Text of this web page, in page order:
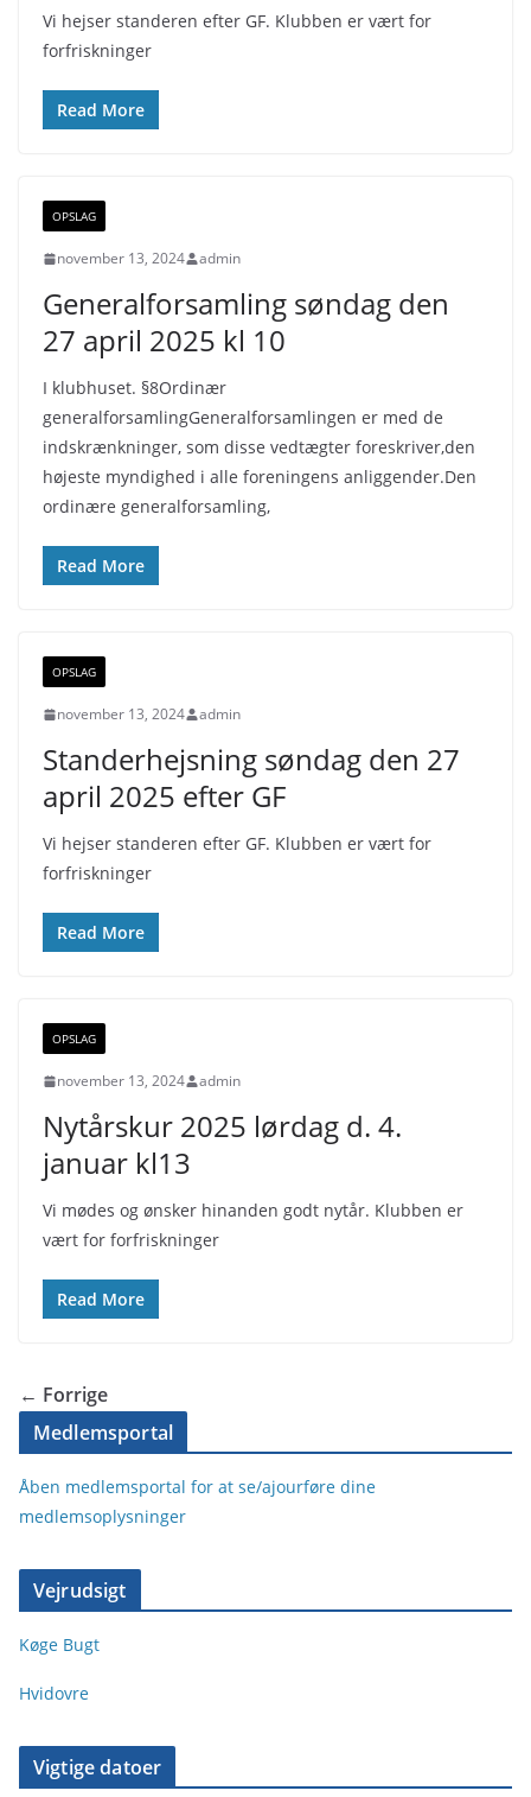
Vi hejser standeren efter GF. Klubben er vært for
forfriskninger
Read More
OPSLAG
november 13, 2024 admin
Generalforsamling søndag den
27 april 2025 kl 10
I klubhuset. §8Ordinær
generalforsamlingGeneralforsamlingen er med de
indskrænkninger, som disse vedtægter foreskriver,den
højeste myndighed i alle foreningens anliggender.Den
ordinære generalforsamling,
Read More
OPSLAG
november 13, 2024 admin
Standerhejsning søndag den 27
april 2025 efter GF
Vi hejser standeren efter GF. Klubben er vært for
forfriskninger
Read More
OPSLAG
november 13, 2024 admin
Nytårskur 2025 lørdag d. 4.
januar kl13
Vi mødes og ønsker hinanden godt nytår. Klubben er
vært for forfriskninger
Read More
← Forrige
Medlemsportal
Åben medlemsportal for at se/ajourføre dine
medlemsoplysninger
Vejrudsigt
Køge Bugt
Hvidovre
Vigtige datoer